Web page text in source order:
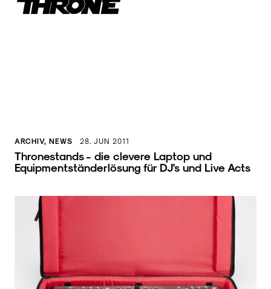
ARCHIV, NEWS 28. JUN 2011
Thronestands - die clevere Laptop und
Equipmentständerlösung für DJ's und Live Acts